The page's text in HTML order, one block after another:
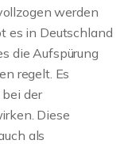
werden
es in Deutschland
die Aufspürung
regelt. Es
der
Diese
als